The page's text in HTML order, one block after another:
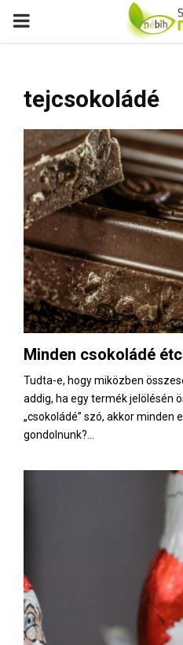
P
M
A
R
Y
M
N
U
tejcsokoládé
Minden csokoládé
Tudta-e, hogy miközben
addig, ha egy termék jelölésén
„csokoládé” szó, akkor minden
gondolnunk?...